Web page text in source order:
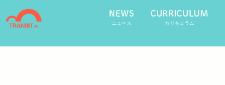
NEWS
ニュース
CURRICULUM
カリキュラム